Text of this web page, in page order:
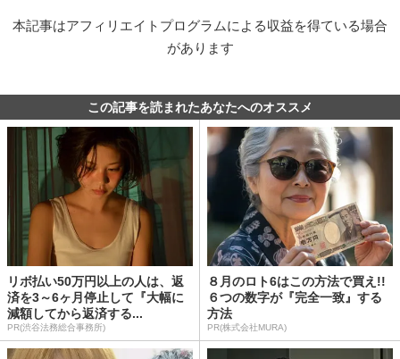
本記事はアフィリエイトプログラムによる収益を得ている場合
があります
この記事を読まれたあなたへのオススメ
リボ払い50万円以上の人は、返
済を3～6ヶ月停止して『大幅に
減額してから返済する...
PR(渋谷法務総合事務所)
８月のロト6はこの方法で買え!!
６つの数字が『完全一致』する
方法
PR(株式会社MURA)